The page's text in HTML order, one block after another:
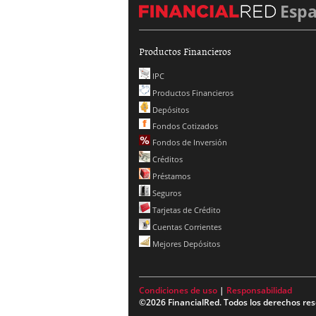
Productos Financieros
IPC
Productos Financieros
Depósitos
Fondos Cotizados
Fondos de Inversión
Créditos
Préstamos
Seguros
Tarjetas de Crédito
Cuentas Corrientes
Mejores Depósitos
Condiciones de uso | Responsabilidad
©2026 FinancialRed. Todos los derechos